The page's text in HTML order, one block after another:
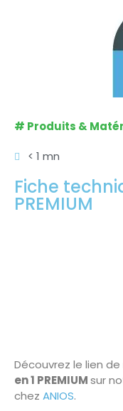
# Produits &
< 1 mn
Fiche
PREMIUM
Découvrez le lien
en 1 PREMIUMsur
chez ANIOS.